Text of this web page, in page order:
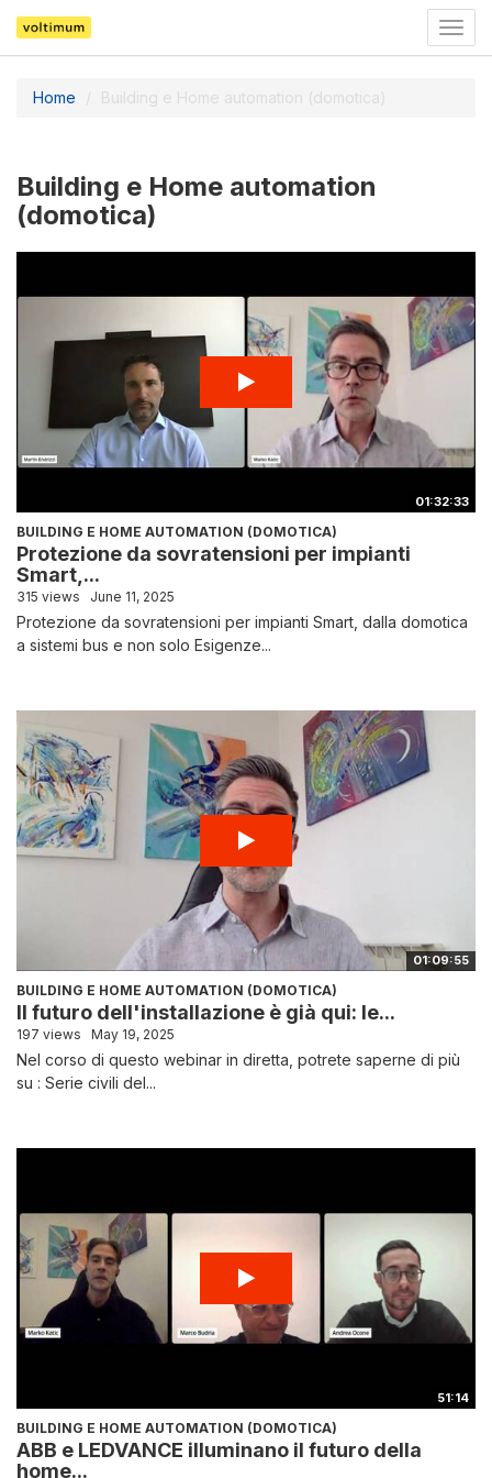
Home Building e Home automation (domotica)
Building e Home automation
(domotica)
01:32:33
BUILDING E HOME AUTOMATION (DOMOTICA)
Protezione da sovratensioni per impianti
Smart,...
315 views June 11, 2025
Protezione da sovratensioni per impianti Smart, dalla domotica
a sistemi bus e non solo Esigenze...
01:09:55
BUILDING E HOME AUTOMATION (DOMOTICA)
Il futuro dell'installazione è già qui: le...
197 views May 19, 2025
Nel corso di questo webinar in diretta, potrete saperne di più
su : Serie civili del...
51:14
BUILDING E HOME AUTOMATION (DOMOTICA)
ABB e LEDVANCE illuminano il futuro della
home...